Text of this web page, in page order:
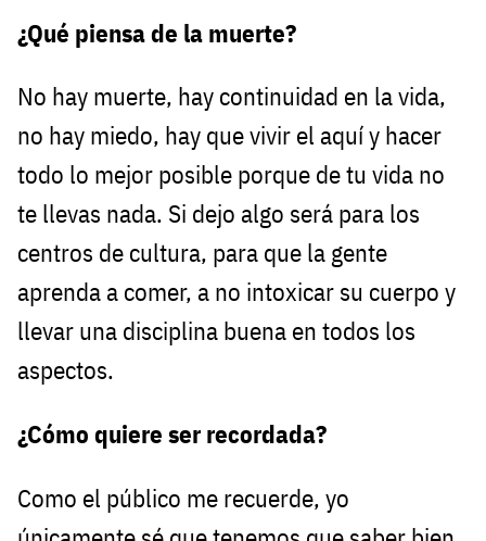
¿Qué piensa de la muerte?
No hay muerte, hay continuidad en la vida,
no hay miedo, hay que vivir el aquí y hacer
todo lo mejor posible porque de tu vida no
te llevas nada. Si dejo algo será para los
centros de cultura, para que la gente
aprenda a comer, a no intoxicar su cuerpo y
llevar una disciplina buena en todos los
aspectos.
¿Cómo quiere ser recordada?
Como el público me recuerde, yo